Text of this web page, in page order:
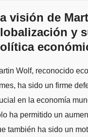
visión de
y
Wolf, reconocido
ha sido un firme
en la economía
ha permitido un
también ha sido un